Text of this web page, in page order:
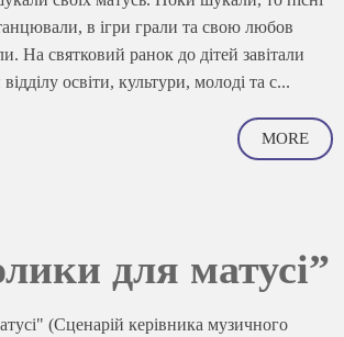
в ігри грали та свою любов
На святковий ранок до дітей завітали
освіти, культури, молоді та с...
MORE
для матусі”
(Сценарій керівника музичного